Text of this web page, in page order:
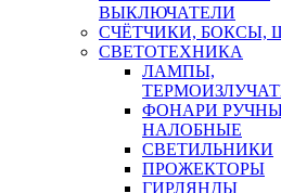
ВЫКЛЮЧАТЕЛИ
СЧЁТЧИКИ, БОКСЫ,
СВЕТОТЕХНИКА
ЛАМПЫ,
ФОНАРИ
НАЛОБНЫЕ
СВЕТИЛЬНИКИ
ПРОЖЕКТОРЫ
ГИРЛЯНДЫ